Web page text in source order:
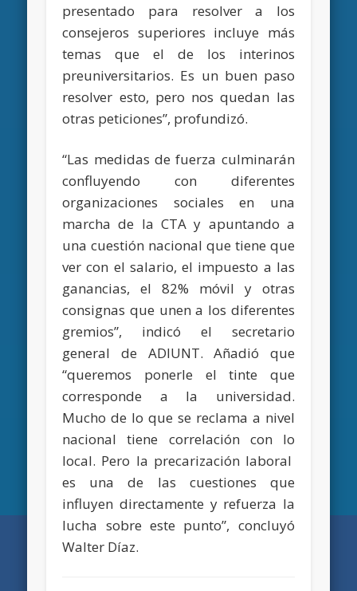
presentado para resolver a los
consejeros superiores incluye más
temas que el de los interinos
preuniversitarios. Es un buen paso
resolver esto, pero nos quedan las
otras peticiones”, profundizó.
“Las medidas de fuerza culminarán
confluyendo con diferentes
organizaciones sociales en una
marcha de la CTA y apuntando a
una cuestión nacional que tiene que
ver con el salario, el impuesto a las
ganancias, el 82% móvil y otras
consignas que unen a los diferentes
gremios”, indicó el secretario
general de ADIUNT. Añadió que
“queremos ponerle el tinte que
corresponde a la universidad.
Mucho de lo que se reclama a nivel
nacional tiene correlación con lo
local. Pero la precarización laboral
es una de las cuestiones que
influyen directamente y refuerza la
lucha sobre este punto”, concluyó
Walter Díaz.